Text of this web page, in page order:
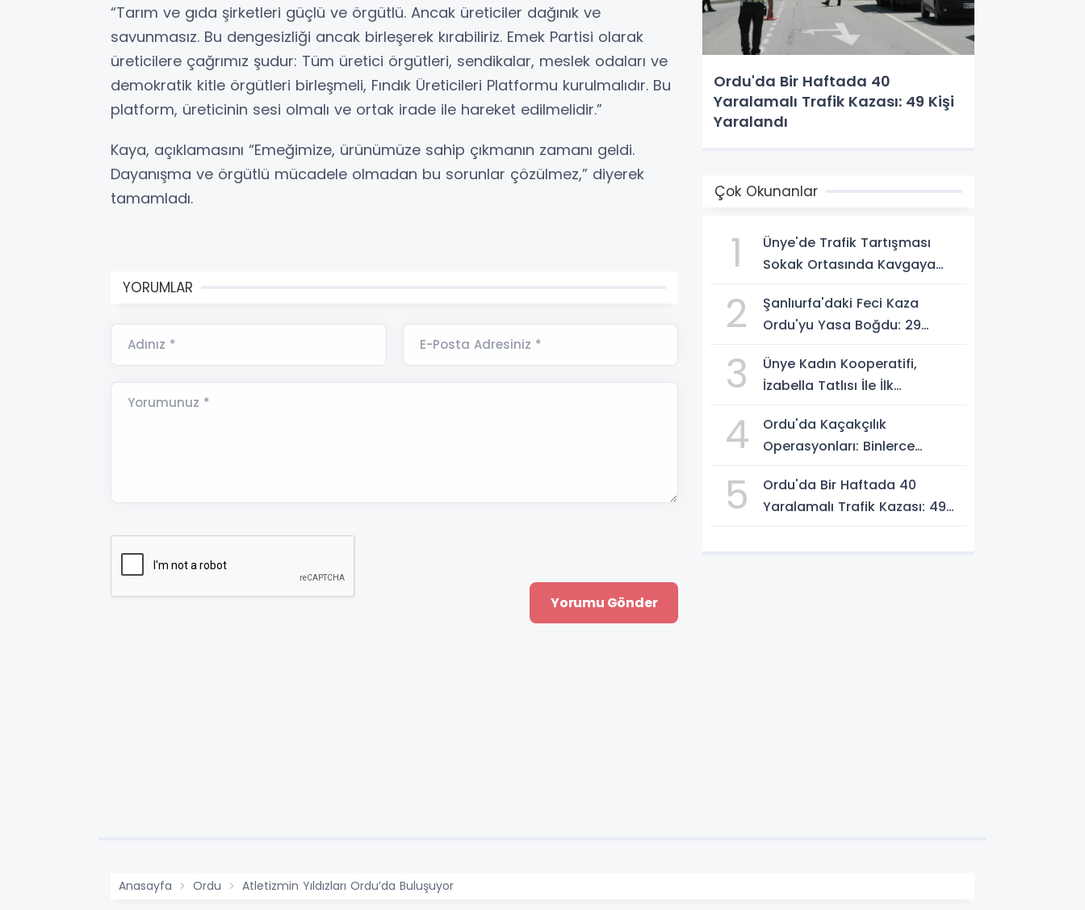
“Tarım ve gıda şirketleri güçlü ve örgütlü. Ancak üreticiler dağınık ve
savunmasız. Bu dengesizliği ancak birleşerek kırabiliriz. Emek Partisi olarak
üreticilere çağrımız şudur: Tüm üretici örgütleri, sendikalar, meslek odaları ve
demokratik kitle örgütleri birleşmeli, Fındık Üreticileri Platformu kurulmalıdır. Bu
platform, üreticinin sesi olmalı ve ortak irade ile hareket edilmelidir.”
Kaya, açıklamasını “Emeğimize, ürünümüze sahip çıkmanın zamanı geldi.
Dayanışma ve örgütlü mücadele olmadan bu sorunlar çözülmez,” diyerek
tamamladı.
YORUMLAR
Adınız * E-Posta Adresiniz *
Yorumunuz *
Ordu'da Bir Haftada 40
Yaralamalı Trafik Kazası: 49 Kişi
Yaralandı
Çok Okunanlar
1
Ünye'de Trafik Tartışması
Sokak Ortasında Kavgaya
2
Şanlıurfa'daki Feci Kaza
Ordu'yu Yasa Boğdu: 29
Yaşamını Yitirdi
3
Ünye Kadın Kooperatifi,
İzabella Tatlısı İle İlk
Oldu!
4
Ordu'da Kaçakçılık
Operasyonları: Binlerce
Ele Geçirildi
5
Ordu'da Bir Haftada 40
Yaralamalı Trafik Kazası: 49
Anasayfa Ordu Atletizmin Yıldızları Ordu’da Buluşuyor